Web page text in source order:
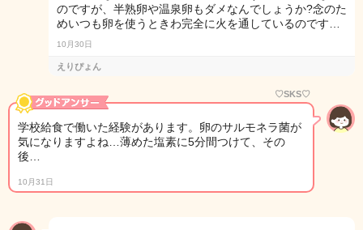
のですが、半熟卵や温泉卵もダメなんでしょうか?念のた
めいつも卵を使うときわ完全に火を通しているのです…
10月30日
えりぴょん
♡SKS♡
学校給食で働いた経験があります。卵のサルモネラ菌が
気になりますよね…薄めた塩素に5分間つけて、その
後…
10月31日